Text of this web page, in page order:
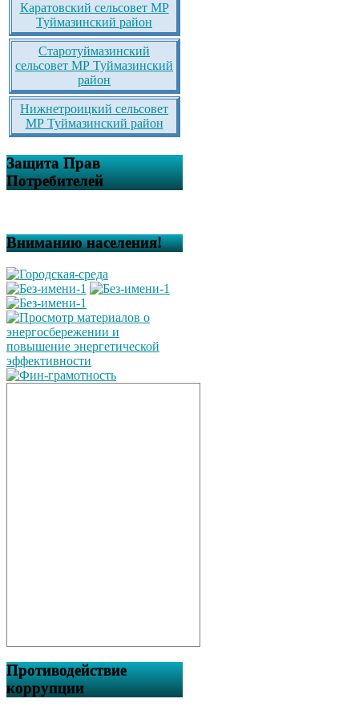
Каратовский сельсовет МР
Туймазинский район
Старотуймазинский
сельсовет МР Туймазинский
район
Нижнетроицкий сельсовет
МР Туймазинский район
Защита Прав
Потребителей
Вниманию населения!
Противодействие
коррупции